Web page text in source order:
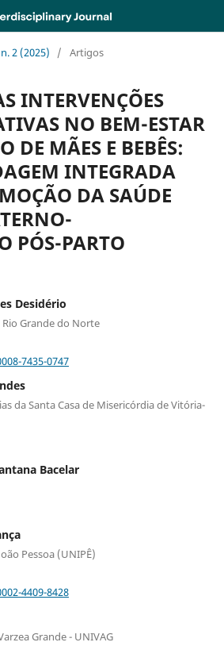
2 (2025) / Artigos
INTERVENÇÕES
NO BEM-ESTAR
DE MÃES E BEBÊS:
INTEGRADA
DA SAÚDE
PÓS-PARTO
Desidério
Grande do Norte
7435-0747
da Santa Casa de Misericórdia de Vitória-
Bacelar
Pessoa (UNIPÊ)
4409-8428
Grande - UNIVAG